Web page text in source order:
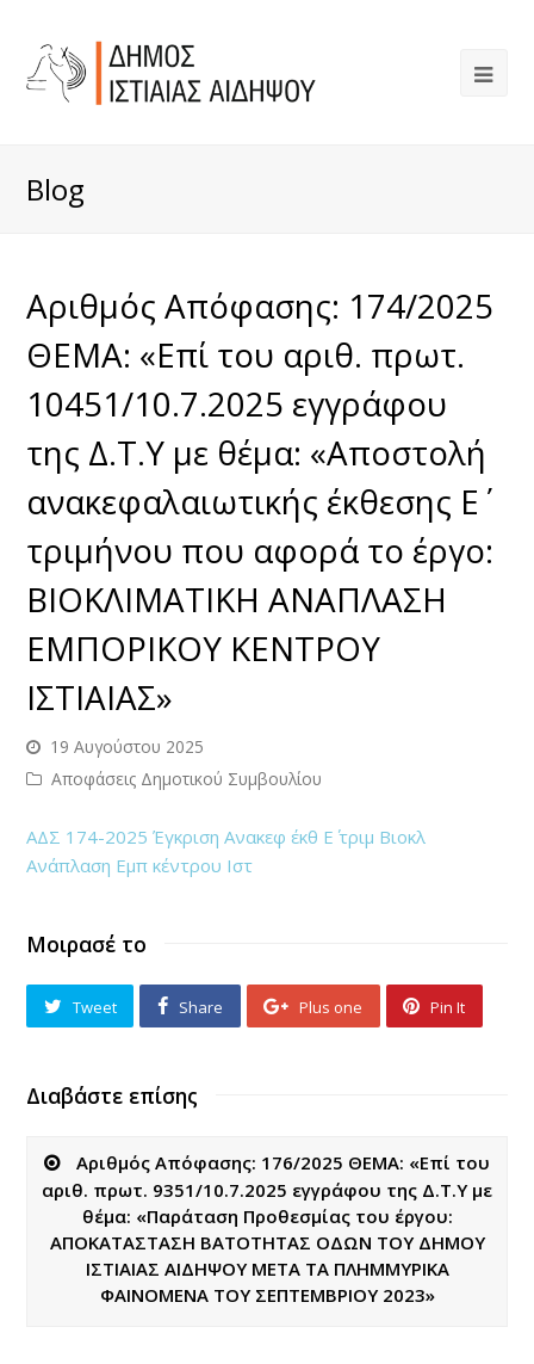
Blog
Αριθμός Απόφασης: 174/2025
ΘΕΜΑ: «Επί του αριθ. πρωτ.
10451/10.7.2025 εγγράφου
της Δ.Τ.Υ με θέμα: «Αποστολή
ανακεφαλαιωτικής έκθεσης Ε΄
τριμήνου που αφορά το έργο:
ΒΙΟΚΛΙΜΑΤΙΚΗ ΑΝΑΠΛΑΣΗ
ΕΜΠΟΡΙΚΟΥ ΚΕΝΤΡΟΥ
ΙΣΤΙΑΙΑΣ»
19 Αυγούστου 2025
Αποφάσεις Δημοτικού Συμβουλίου
ΑΔΣ 174-2025 Έγκριση Ανακεφ έκθ Ε΄ τριμ Βιοκλ
Ανάπλαση Εμπ κέντρου Ιστ
Μοιρασέ το
Tweet Share Plus one Pin It
Διαβάστε επίσης
Αριθμός Απόφασης: 176/2025 ΘΕΜΑ: «Επί του
αριθ. πρωτ. 9351/10.7.2025 εγγράφου της Δ.Τ.Υ με
θέμα: «Παράταση Προθεσμίας του έργου:
ΑΠΟΚΑΤΑΣΤΑΣΗ ΒΑΤΟΤΗΤΑΣ ΟΔΩΝ ΤΟΥ ΔΗΜΟΥ
ΙΣΤΙΑΙΑΣ ΑΙΔΗΨΟΥ ΜΕΤΑ ΤΑ ΠΛΗΜΜΥΡΙΚΑ
ΦΑΙΝΟΜΕΝΑ ΤΟΥ ΣΕΠΤΕΜΒΡΙΟΥ 2023»